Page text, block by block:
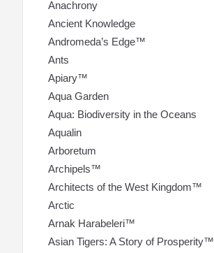
Anachrony
Ancient Knowledge
Andromeda’s Edge™
Ants
Apiary™
Aqua Garden
Aqua: Biodiversity in the Oceans
Aqualin
Arboretum
Archipels™
Architects of the West Kingdom™
Arctic
Arnak Harabeleri™
Asian Tigers: A Story of Prosperity™